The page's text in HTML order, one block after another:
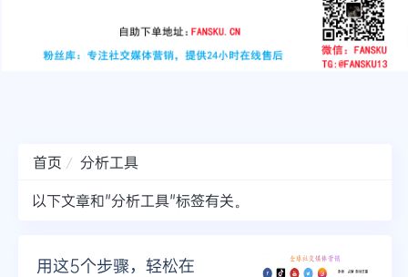
youtube
instagram
首页
分析工具
以下文章和"分析工具"标签有关。
用这5个步骤，轻松在